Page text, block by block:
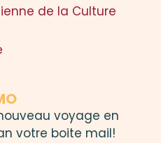
de la Culture
voyage en
votre boite mail!